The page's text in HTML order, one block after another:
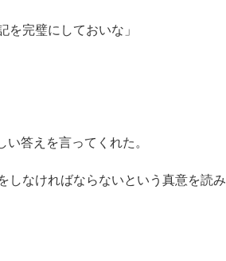
完璧にしておいな」
答えを言ってくれた。
しなければならないという真意を読み